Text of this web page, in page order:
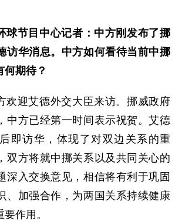
球节目中心记者：中方刚发布了挪
访华消息。中方如何看待当前中挪
何期待？
欢迎艾德外交大臣来访。挪威政府
中方已经第一时间表示祝贺。艾德
即访华，体现了对双边关系的重
双方将就中挪关系以及共同关心的
深入交换意见，相信将有利于巩固
、加强合作，为两国关系持续健康
作用。